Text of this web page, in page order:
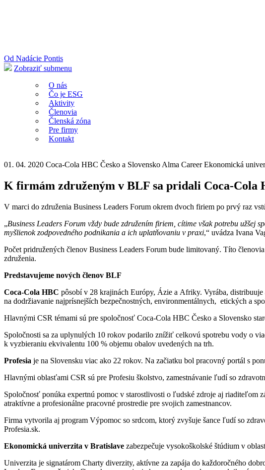
Od Nadácie Pontis
Zobraziť submenu
O nás
Čo je ESG
Aktivity
Členovia
Členská zóna
Pre firmy
Kontakt
01. 04. 2020 Coca-Cola HBC Česko a Slovensko Alma Career Ekonomická
K firmám združeným v BLF sa pridali Coca-Cola
V marci do združenia Business Leaders Forum okrem dvoch firiem po prvý raz
„Business Leaders Forum vždy bude združením firiem, cítime však potrebu
myšlienok zodpovedného podnikania a ich uplatňovaniu v praxi,“ uvádza Ivana
Počet pridružených členov Business Leaders Forum bude limitovaný. Títo
združenia.
Predstavujeme nových členov BLF
Coca-Cola HBC pôsobí v 28 krajinách Európy, Ázie a Afriky. Vyrába,
na dodržiavanie najprísnejších bezpečnostných, environmentálnych, etických a
Hlavnými CSR témami sú pre spoločnosť Coca-Cola HBC Česko a Slovensko
Spoločnosti sa za uplynulých 10 rokov podarilo znížiť celkovú spotrebu vody o
k vyzbieraniu ekvivalentu 100 % objemu obalov uvedených na trh.
Profesia je na Slovensku viac ako 22 rokov. Na začiatku bol pracovný portál s
Hlavnými oblasťami CSR sú pre Profesiu školstvo, zamestnávanie ľudí so
Spoločnosť ponúka expertnú pomoc v starostlivosti o ľudské zdroje aj
atraktívne a profesionálne pracovné prostredie pre svojich zamestnancov.
Firma vytvorila aj program Výpomoc so srdcom, ktorý zvyšuje šance ľudí so
Profesia.sk.
Ekonomická univerzita v Bratislave zabezpečuje vysokoškolské štúdium v
Univerzita je signatárom Charty diverzity, aktívne za zapája do každoročného